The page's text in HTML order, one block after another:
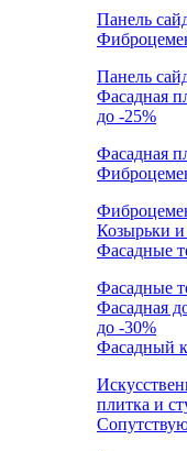
Панель
Панель
Фасадная
до -25%
Фасадная
Козырьки
Фасадные
Фасадные
Фасадная
до -30%
Фасадный
плитка и